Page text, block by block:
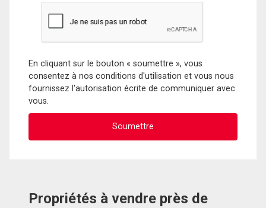
En cliquant sur le bouton « soumettre », vous
consentez à nos conditions d'utilisation et vous nous
fournissez l'autorisation écrite de communiquer avec
vous.
Propriétés à vendre près de